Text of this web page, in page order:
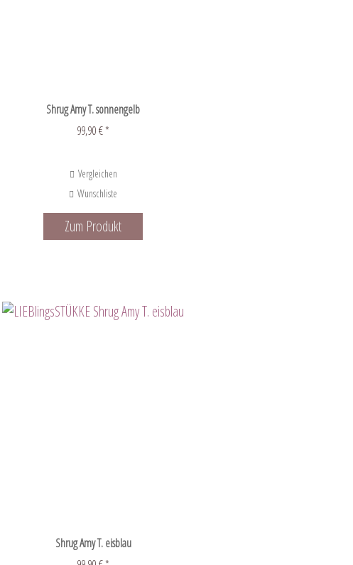
Shrug Amy T. sonnengelb
99,90 € *
Vergleichen
Wunschliste
Zum Produkt
Shrug Amy T. eisblau